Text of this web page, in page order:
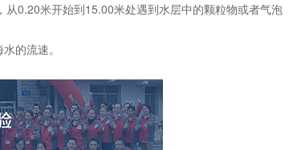
0.20米开始到15.00米处遇到水层中的颗粒物或者气泡
的流速。